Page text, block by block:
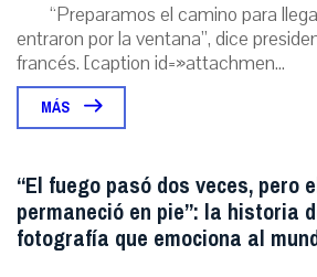
“Preparamos el camino para
entraron por la ventana”, dice
francés. [caption id=»attachmen...
MÁS
“El fuego pasó dos veces, pero
permaneció en pie”: la historia
fotografía que emociona al